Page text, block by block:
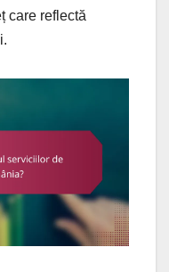
care reflectă